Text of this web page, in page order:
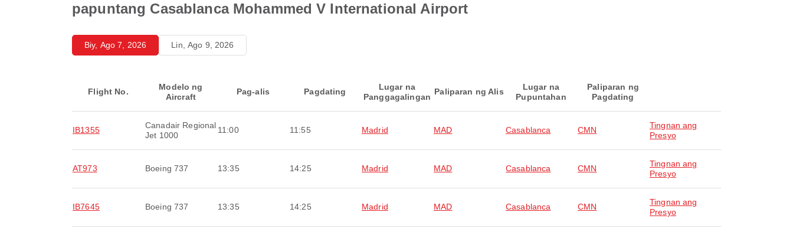
papuntang Casablanca Mohammed V International Airport
Biy, Ago 7, 2026 Lin, Ago 9, 2026
Flight No.
Modelo ng
Aircraft
Pag-alis Pagdating
Lugar na
Panggagalingan
Paliparan ng Alis
Lugar na
Pupuntahan
Paliparan ng
Pagdating
IB1355
Canadair Regional
Jet 1000
11:00 11:55 Madrid MAD Casablanca CMN
Tingnan ang
Presyo
AT973 Boeing 737 13:35 14:25 Madrid MAD Casablanca CMN
Tingnan ang
Presyo
IB7645 Boeing 737 13:35 14:25 Madrid MAD Casablanca CMN
Tingnan ang
Presyo